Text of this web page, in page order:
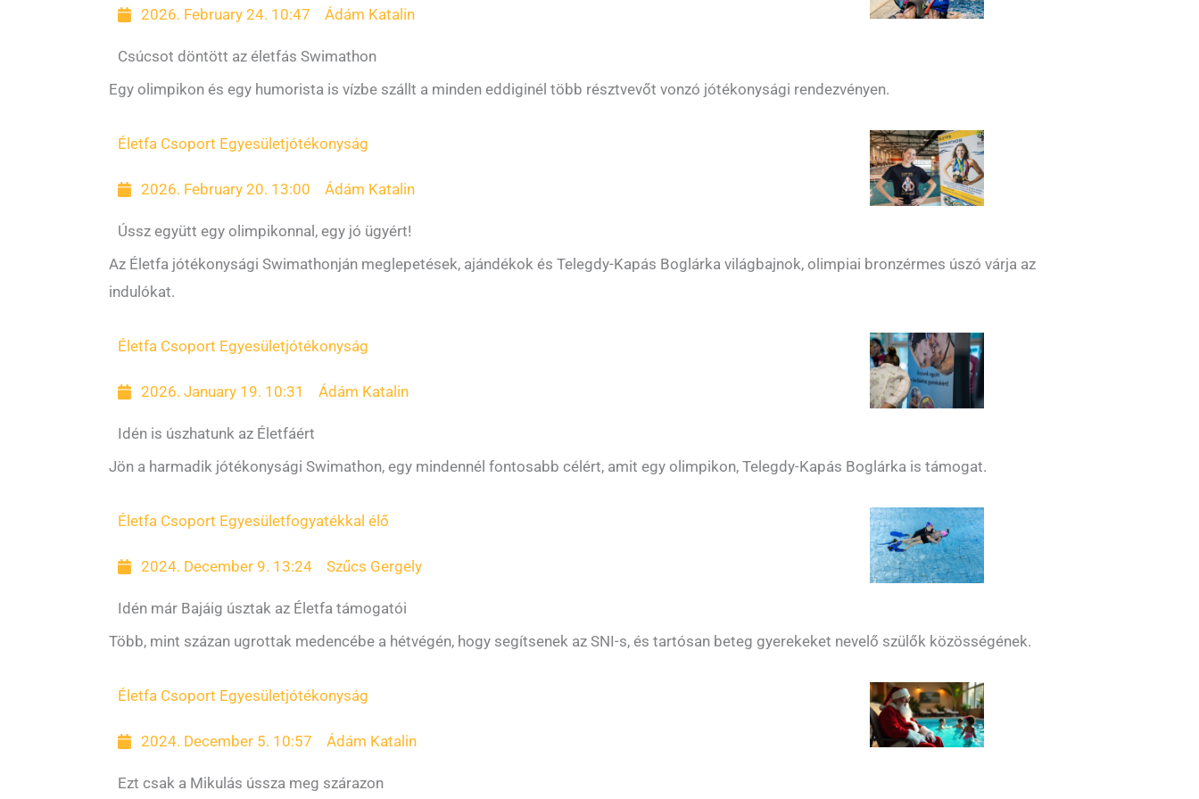
2026. February 24. 10:47 Ádám Katalin
Csúcsot döntött az életfás Swimathon
Egy olimpikon és egy humorista is vízbe szállt a minden eddiginél több résztvevőt vonzó jótékonysági rendezvényen.
Életfa Csoport Egyesületjótékonyság
2026. February 20. 13:00 Ádám Katalin
Ússz együtt egy olimpikonnal, egy jó ügyért!
Az Életfa jótékonysági Swimathonján meglepetések, ajándékok és Telegdy-Kapás Boglárka világbajnok, olimpiai bronzérmes úszó várja az
indulókat.
Életfa Csoport Egyesületjótékonyság
2026. January 19. 10:31 Ádám Katalin
Idén is úszhatunk az Életfáért
Jön a harmadik jótékonysági Swimathon, egy mindennél fontosabb célért, amit egy olimpikon, Telegdy-Kapás Boglárka is támogat.
Életfa Csoport Egyesületfogyatékkal élő
2024. December 9. 13:24 Szűcs Gergely
Idén már Bajáig úsztak az Életfa támogatói
Több, mint százan ugrottak medencébe a hétvégén, hogy segítsenek az SNI-s, és tartósan beteg gyerekeket nevelő szülők közösségének.
Életfa Csoport Egyesületjótékonyság
2024. December 5. 10:57 Ádám Katalin
Ezt csak a Mikulás ússza meg szárazon